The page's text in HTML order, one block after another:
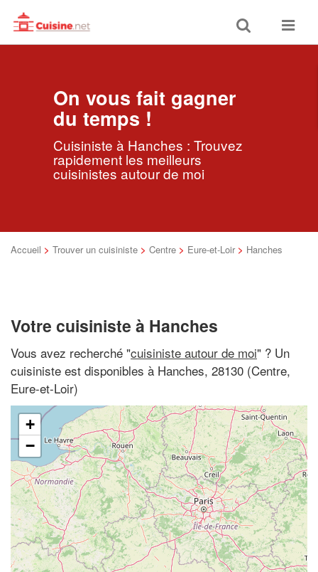
Toggle
search
Toggle
On vous fait gagner
du temps !
Cuisiniste à Hanches : Trouvez
rapidement les meilleurs
cuisinistes autour de moi
Accueil > Trouver un cuisiniste > Centre > Eure-et-Loir > Hanches
Votre cuisiniste à Hanches
Vous avez recherché "cuisiniste autour de moi" ? Un
cuisiniste est disponibles à Hanches, 28130 (Centre,
Eure-et-Loir)
+
−